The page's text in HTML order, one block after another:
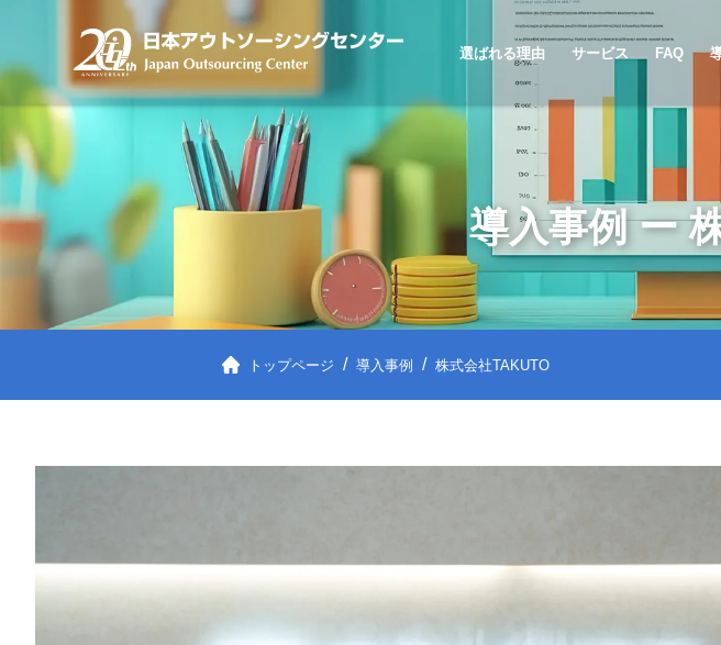
選ばれる理由 サービス FAQ
導入事例 ー
トップページ 導入事例 株式会社TAKUTO